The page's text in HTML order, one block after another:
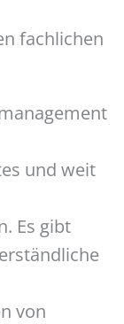
fachlichen
und weit
Es gibt
von